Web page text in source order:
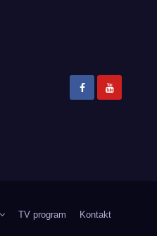
TV program Kontakt